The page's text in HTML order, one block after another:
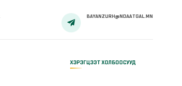
BAYANZURH@NDAATGAL.MN
ХЭРЭГЦЭЭТ ХОЛБООСУУД